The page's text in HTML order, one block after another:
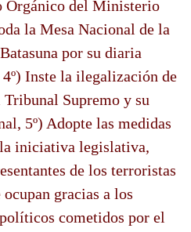
Orgánico del Ministerio
la Mesa Nacional de la
por su diaria
Inste la ilegalización de
Supremo y su
5º) Adopte las medidas
iniciativa legislativa,
de los terroristas
gracias a los
cometidos por el